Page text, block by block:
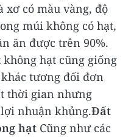
có màu vàng, độ
múi không có hạt,
ăn được trên 90%.
hạt cũng giống
tương đối đơn
thời gian nhưng
nhuận khủng.Đất
hạt Cũng như các